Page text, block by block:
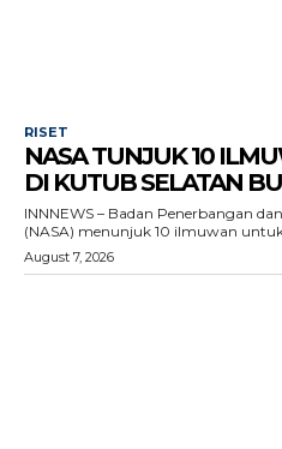
RISET
NASA TUNJUK 10
DI KUTUB SELATAN
INNNEWS – Badan Penerbangan
(NASA) menunjuk 10 ilmuwan
August 7, 2026